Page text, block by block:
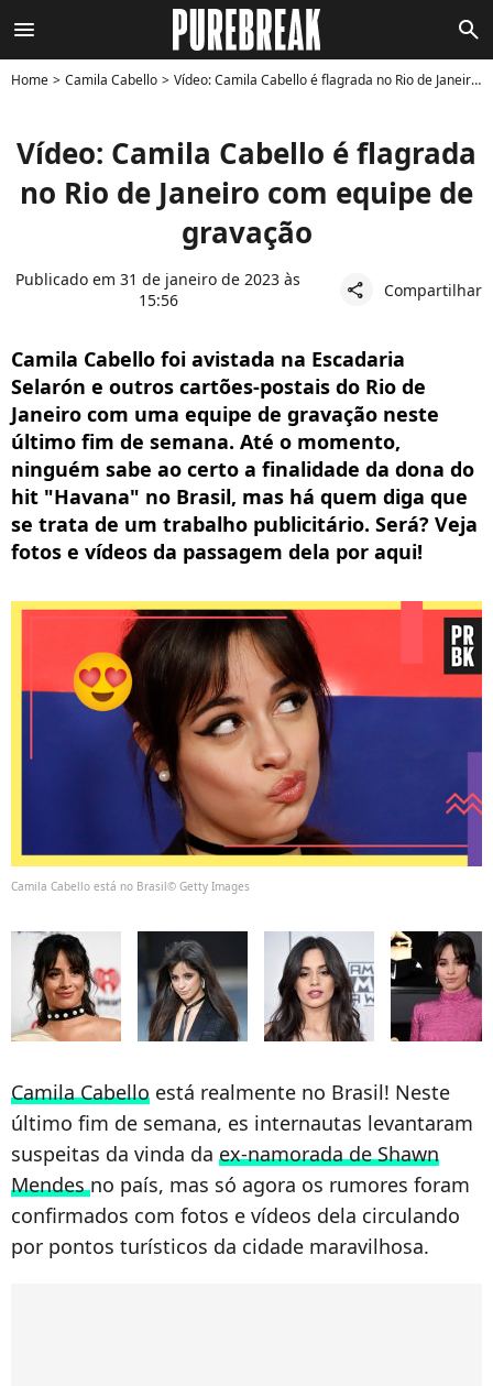
menu search
Home Camila Cabello Vídeo: Camila Cabello é flagrada no Rio de Janeiro com equipe de gravação
Vídeo: Camila Cabello é flagrada
no Rio de Janeiro com equipe de
gravação
Publicado em 31 de janeiro de 2023 às
15:56
share Compartilhar
Camila Cabello foi avistada na Escadaria
Selarón e outros cartões-postais do Rio de
Janeiro com uma equipe de gravação neste
último fim de semana. Até o momento,
ninguém sabe ao certo a finalidade da dona do
hit "Havana" no Brasil, mas há quem diga que
se trata de um trabalho publicitário. Será? Veja
fotos e vídeos da passagem dela por aqui!
Camila Cabello está no Brasil© Getty Images
Camila Cabello está realmente no Brasil! Neste
último fim de semana, es internautas levantaram
suspeitas da vinda da ex-namorada de Shawn
Mendesno país, mas só agora os rumores foram
confirmados com fotos e vídeos dela circulando
por pontos turísticos da cidade maravilhosa.